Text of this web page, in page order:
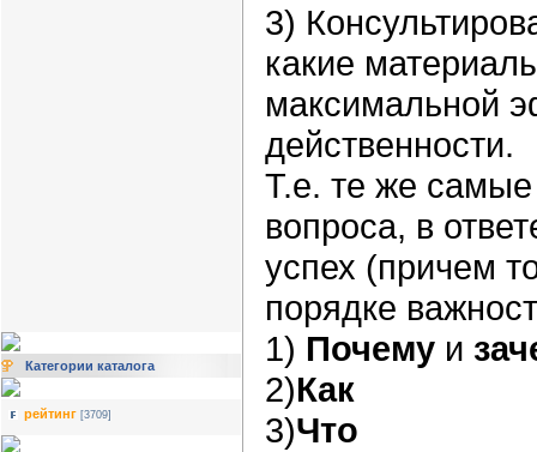
Категории каталога
рейтинг [3709]
3)
какие
максимальной
действенности.
Т.е. те же
вопроса, в
успех (причем
порядке
1) Почему и
2)Как
3)Что